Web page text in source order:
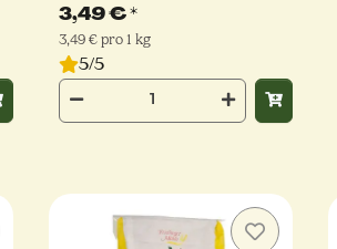
3,49 €*
3,49 € pro 1 kg
5/5